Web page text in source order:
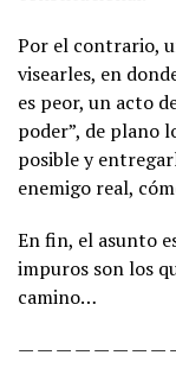
Por el contrario,
visearles, en
es peor, un acto
poder”, de plano
posible y
enemigo real,
En fin, el asunto
impuros son los
camino…
— — — — — — — —